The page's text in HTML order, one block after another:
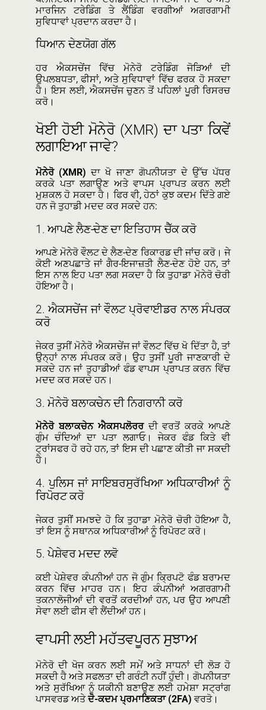
ਮਾਰਜਿਨ ਟਰੇਡਿੰਗ ਤੇ ਲੈਂਡਿੰਗ ਵਰਗੀਆਂ ਅਗਰਗਾਮੀ
ਸੁਵਿਧਾਵਾਂ ਪ੍ਰਦਾਨ ਕਰਦਾ ਹੈ।
ਧਿਆਨ ਦੇਣਯੋਗ ਗੱਲ
ਹਰ ਐਕਸਚੇਂਜ ਵਿੱਚ ਮੋਨੇਰੋ ਟਰੇਡਿੰਗ ਜੋੜਿਆਂ ਦੀ
ਉਪਲਬਧਤਾ, ਫੀਸਾਂ, ਅਤੇ ਸੁਵਿਧਾਵਾਂ ਵਿੱਚ ਫਰਕ ਹੋ ਸਕਦਾ
ਹੈ। ਇਸ ਲਈ, ਐਕਸਚੇਂਜ ਚੁਣਨ ਤੋਂ ਪਹਿਲਾਂ ਪੂਰੀ ਰਿਸਰਚ
ਕਰੋ।
ਖੋਈ ਹੋਈ ਮੋਨੇਰੋ (XMR) ਦਾ ਪਤਾ ਕਿਵੇਂ
ਲਗਾਇਆ ਜਾਵੇ?
ਮੋਨੇਰੋ (XMR) ਦਾ ਖੋ ਜਾਣਾ ਗੋਪਨੀਯਤਾ ਦੇ ਉੱਚ ਪੱਧਰ
ਕਰਕੇ ਪਤਾ ਲਗਾਉਣ ਅਤੇ ਵਾਪਸ ਪ੍ਰਾਪਤ ਕਰਨ ਲਈ
ਮੁਸ਼ਕਲ ਹੋ ਸਕਦਾ ਹੈ। ਫਿਰ ਵੀ, ਹੇਠਾਂ ਕੁਝ ਕਦਮ ਦਿੱਤੇ ਗਏ
ਹਨ ਜੋ ਤੁਹਾਡੀ ਮਦਦ ਕਰ ਸਕਦੇ ਹਨ:
1.ਆਪਣੇ ਲੈਣ-ਦੇਣ ਦਾ ਇਤਿਹਾਸ ਚੈੱਕ ਕਰੋ
ਆਪਣੇ ਮੋਨੇਰੋ ਵੌਲਟ ਦੇ ਲੈਣ-ਦੇਣ ਰਿਕਾਰਡ ਦੀ ਜਾਂਚ ਕਰੋ। ਜੇ
ਕੋਈ ਅਣਪਛਾਤੇ ਜਾਂ ਗੈਰ-ਇਜਾਜ਼ਤੀ ਲੈਣ-ਦੇਣ ਹੋਏ ਹਨ, ਤਾਂ
ਇਸ ਨਾਲ ਇਹ ਪਤਾ ਲਗ ਸਕਦਾ ਹੈ ਕਿ ਤੁਹਾਡਾ ਮੋਨੇਰੋ ਚੋਰੀ
ਹੋਇਆ ਹੈ।
2.ਐਕਸਚੇਂਜ ਜਾਂ ਵੌਲਟ ਪ੍ਰੋਵਾਈਡਰ ਨਾਲ ਸੰਪਰਕ
ਕਰੋ
ਜੇਕਰ ਤੁਸੀਂ ਮੋਨੇਰੋ ਐਕਸਚੇਂਜ ਜਾਂ ਵੌਲਟ ਵਿੱਚ ਖੋ ਦਿੱਤਾ ਹੈ, ਤਾਂ
ਉਨ੍ਹਾਂ ਨਾਲ ਸੰਪਰਕ ਕਰੋ। ਉਹ ਤੁਸੀਂ ਪੂਰੀ ਜਾਣਕਾਰੀ ਦੇ
ਸਕਦੇ ਹਨ ਜਾਂ ਤੁਹਾਡੀਆਂ ਫੰਡ ਵਾਪਸ ਪ੍ਰਾਪਤ ਕਰਨ ਵਿੱਚ
ਮਦਦ ਕਰ ਸਕਦੇ ਹਨ।
3.ਮੋਨੇਰੋ ਬਲਾਕਚੇਨ ਦੀ ਨਿਗਰਾਨੀ ਕਰੋ
ਮੋਨੇਰੋ ਬਲਾਕਚੇਨ ਐਕਸਪਲੋਰਰਦੀ ਵਰਤੋਂ ਕਰਕੇ ਆਪਣੇ
ਗੁੰਮ ਚੰਦਿਆਂ ਦਾ ਪਤਾ ਲਗਾਓ। ਜੇਕਰ ਫੰਡ ਕਿਤੇ ਵੀ
ਟ੍ਰਾਂਸਫਰ ਹੋ ਰਹੇ ਹਨ, ਤਾਂ ਇਸ ਦੀ ਪਛਾਣ ਕੀਤੀ ਜਾ ਸਕਦੀ
ਹੈ।
4.ਪੁਲਿਸ ਜਾਂ ਸਾਇਬਰਸੁਰੱਖਿਆ ਅਧਿਕਾਰੀਆਂ ਨੂੰ
ਰਿਪੋਰਟ ਕਰੋ
ਜੇਕਰ ਤੁਸੀਂ ਸਮਝਦੇ ਹੋ ਕਿ ਤੁਹਾਡਾ ਮੋਨੇਰੋ ਚੋਰੀ ਹੋਇਆ ਹੈ,
ਤਾਂ ਇਸ ਨੂੰ ਸਥਾਨਕ ਅਧਿਕਾਰੀਆਂ ਨੂੰ ਰਿਪੋਰਟ ਕਰੋ।
5.ਪੇਸ਼ੇਵਰ ਮਦਦ ਲਵੋ
ਕਈ ਪੇਸ਼ੇਵਰ ਕੰਪਨੀਆਂ ਹਨ ਜੋ ਗੁੰਮ ਕ੍ਰਿਪਟੋ ਫੰਡ ਬਰਾਮਦ
ਕਰਨ ਵਿੱਚ ਮਾਹਰ ਹਨ। ਇਹ ਕੰਪਨੀਆਂ ਅਗਰਗਾਮੀ
ਤਕਨਾਲੋਜੀਆਂ ਦੀ ਵਰਤੋਂ ਕਰਦੀਆਂ ਹਨ, ਪਰ ਉਹ ਆਪਣੀ
ਸੇਵਾ ਲਈ ਫੀਸ ਵੀ ਲੈਂਦੀਆਂ ਹਨ।
ਵਾਪਸੀ ਲਈ ਮਹੱਤਵਪੂਰਨ ਸੁਝਾਅ
ਮੋਨੇਰੋ ਦੀ ਖੋਜ ਕਰਨ ਲਈ ਸਮੇਂ ਅਤੇ ਸਾਧਨਾਂ ਦੀ ਲੋੜ ਹੋ
ਸਕਦੀ ਹੈ ਅਤੇ ਸਫਲਤਾ ਦੀ ਗਰੰਟੀ ਨਹੀਂ ਹੁੰਦੀ। ਗੋਪਨੀਯਤਾ
ਅਤੇ ਸੁਰੱਖਿਆ ਨੂੰ ਯਕੀਨੀ ਬਣਾਉਣ ਲਈ ਹਮੇਸ਼ਾ ਸਟ੍ਰਾਂਗ
ਪਾਸਵਰਡ ਅਤੇਦੋ-ਕਦਮ ਪ੍ਰਮਾਣਿਕਤਾ (2FA) ਵਰਤੋ।